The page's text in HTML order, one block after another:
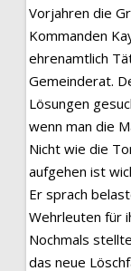
Vorjahren die
Kommanden
ehrenamtlich
Gemeinderat.
Lösungen
wenn man die
Nicht wie die
aufgehen ist
Er sprach
Wehrleuten für
Nochmals
das neue